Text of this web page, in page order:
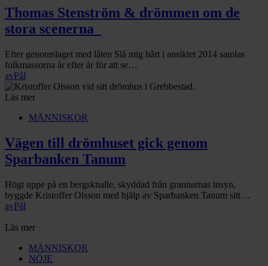
Thomas Stenström & drömmen om de
stora scenerna
Efter genomslaget med låten Slå mig hårt i ansiktet 2014 samlas
folkmassorna år efter år för att se…
avPål
Läs mer
MÄNNISKOR
Vägen till drömhuset gick genom
Sparbanken Tanum
Högt uppe på en bergsknalle, skyddad från grannarnas insyn,
byggde Kristoffer Olsson med hjälp av Sparbanken Tanum sitt…
avPål
Läs mer
MÄNNISKOR
NÖJE